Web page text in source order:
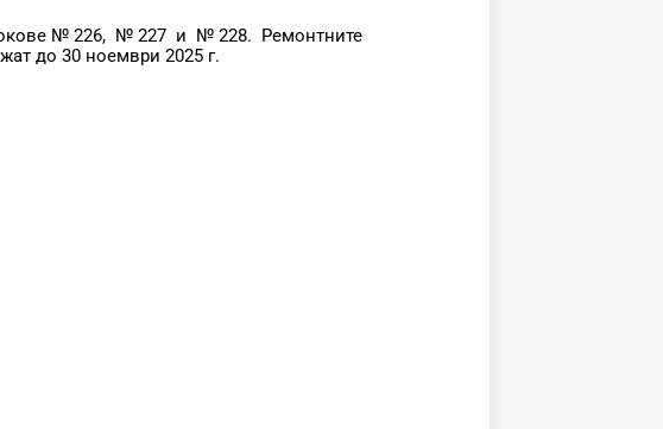
№227 и №228. Ремонтните
до 30 ноември 2025 г.